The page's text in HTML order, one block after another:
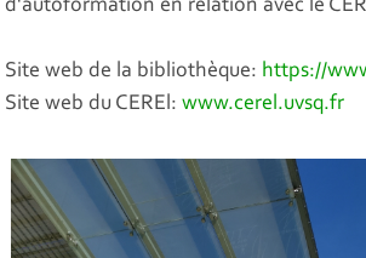
d'autoformation en relation avec le
Site web de la bibliothèque: https://
Site web du CEREl:www.cerel.uvsq.fr